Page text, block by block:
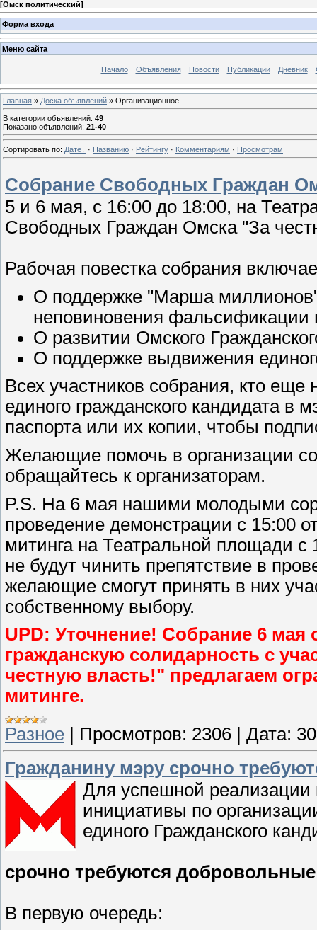
[Омск политический]
Форма входа
Меню сайта
Начало Объявления Новости Публикации Дневник
Главная » Доска объявлений » Организационное
В категории объявлений: 49
Показано объявлений: 21-40
Сортировать по: Дате · Названию · Рейтингу · Комментариям · Просмотрам
Собрание Свободных Граждан
5 и 6 мая, с 16:00 до 18:00, на
Свободных Граждан Омска "За
Рабочая повестка собрания
О поддержке "Марша миллионов"
неповиновения фальсификации
О развитии Омского
О поддержке выдвижения
Всех участников собрания, кто
единого гражданского кандидата в
паспорта или их копии, чтобы
Желающие помочь в организации
обращайтесь к организаторам.
P.S. На 6 мая нашими молодыми
проведение демонстрации с 15:00
митинга на Театральной площади
не будут чинить препятствие в
желающие смогут принять в них
собственному выбору.
UPD: Уточнение! Собрание 6
гражданскую солидарность с
честную власть!" предлагаем
митинге.
Разное
Просмотров: 2306 Дата:
Гражданину мэру срочно
Для успешной реализации
инициативы по
единого Гражданского
срочно требуются
В первую очередь: